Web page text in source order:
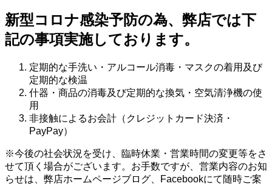
新型コロナ感染予防の為、弊店では下
記の事項実施しております。
定期的な手洗い・アルコール消毒・マスクの着用及び
定期的な検温
什器・商品の消毒及び定期的な換気・空気清浄機の使
用
非接触によるお会計（クレジットカード決済・
PayPay）
※今後の社会状況を受け、臨時休業・営業時間の変更等をさ
せて頂く場合がございます。お手数ですが、営業内容のお知
らせは、弊店ホームページブログ、Facebookにて随時ご案